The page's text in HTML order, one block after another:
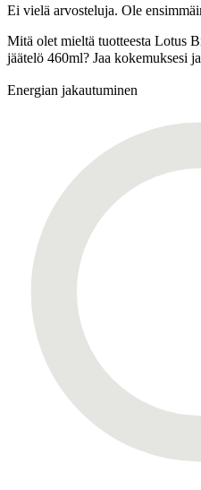
Ei vielä arvosteluja. Ole
Mitä olet mieltä tuotteesta Lotus
jäätelö 460ml? Jaa kokemuksesi ja
Energian jakautuminen